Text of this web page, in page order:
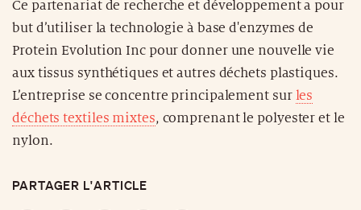
Ce partenariat de recherche et développement a pour
but d’utiliser la technologie à base d'enzymes de
Protein Evolution Inc pour donner une nouvelle vie
aux tissus synthétiques et autres déchets plastiques.
L’entreprise se concentre principalement sur les
déchets textiles mixtes, comprenant le polyester et le
nylon.
PARTAGER L'ARTICLE